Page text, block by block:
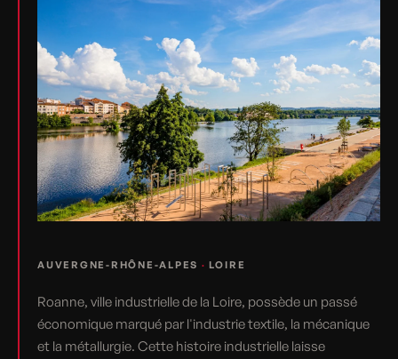
AUVERGNE-RHÔNE-ALPES ·LOIRE
Roanne, ville industrielle de la Loire, possède un passé
économique marqué par l'industrie textile, la mécanique
et la métallurgie. Cette histoire industrielle laisse